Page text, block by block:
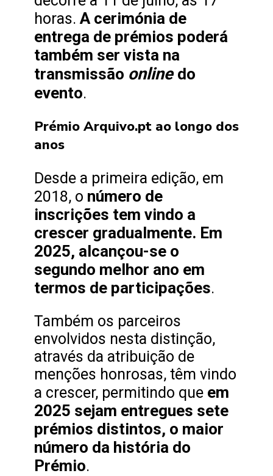
horas.A cerimónia de
entrega de prémios poderá
também ser vista na
transmissão online do
evento.
Prémio Arquivo.pt ao longo dos
anos
Desde a primeira edição, em
2018, o número de
inscrições tem vindo a
crescer gradualmente. Em
2025, alcançou-se o
segundo melhor ano em
termos de participações.
Também os parceiros
envolvidos nesta distinção,
através da atribuição de
menções honrosas, têm vindo
a crescer, permitindo que em
2025 sejam entregues sete
prémios distintos, o maior
número da história do
Prémio.